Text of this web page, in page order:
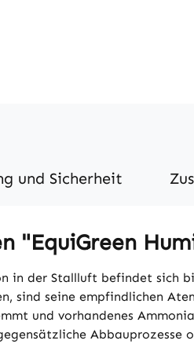
und Sicherheit
"EquiGreen
in der Stallluft befindet sich
sind seine empfindlichen
und vorhandenes
Abbauprozesse